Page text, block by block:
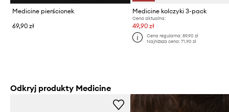
Medicine pierścionek
69,90 zł
Medicine kolczyki 3-pack
Cena aktualna:
49,90 zł
Cena regularna: 89,90 zł
Najniższa cena: 71,90 zł
Odkryj produkty Medicine